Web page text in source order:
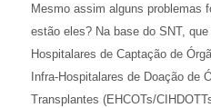
Mesmo assim alguns problemas
estão eles? Na base do SNT,
Hospitalares de Captação de
Infra-Hospitalares de Doação de
Transplantes (EHCOTs/